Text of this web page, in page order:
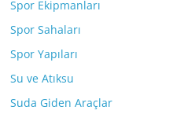
Spor Ekipmanları
Spor Sahaları
Spor Yapıları
Su ve Atıksu
Suda Giden Araçlar